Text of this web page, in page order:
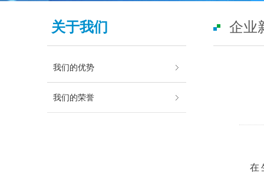
关于我们
我们的优势
我们的荣誉
企业
在